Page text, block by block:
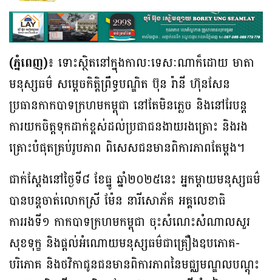
(ភ្នំពេញ)៖ ទោះស្ថិតនៅក្នុងកាលៈទេសៈណាក៏ដោយ មាតា
មនុស្សធម៌ សម្ដេចកិត្ដិព្រឹទ្ធបណ្ឌិត ប៊ុន រ៉ានី ហ៊ុនសែន
ប្រធានកាកបាទក្រហមកម្ពុជា នៅតែមិនភ្លេច និងនៅរែបន្ដ
ការយកចិត្ដទុកដាក់ខ្ពស់ដល់ប្រជាជនងាយរងគ្រោះ និងរង
គ្រោះបំផុតគ្រប់រូបភាព ពិសេសជនមានពិការភាពតែម្ដង។
ជាក់ស្ដែងនៅថ្ងៃទី៨ ខែធ្នូ ឆ្នាំ២០២៥នេះ អ្នកម្ដាយមនុស្សធម៌
បានបន្ដចាត់លោកស្រី ម៉ែន នារីសោភ័គ អគ្គលេខាធិ
ការរងទី១ កាកបាទក្រហមកម្ពុជា ចុះសំណេះសំណាលសួរ
សុខទុក្ខ និងផ្ដល់អំណោយមនុស្សធម៌ជាគ្រឿងឧបភោគ-
បរិភោគ និងថវិកាជូនជនមានពិការភាពនៃមជ្ឈមណ្ឌលបណ្តុះ